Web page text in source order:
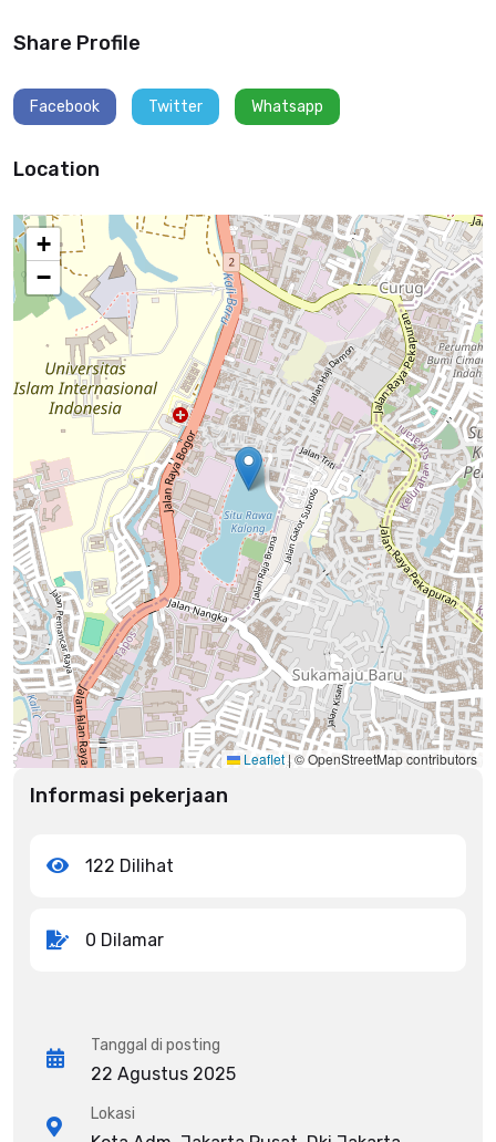
Share Profile
Facebook Twitter Whatsapp
Location
+
−
Leaflet|© OpenStreetMap contributors
Informasi pekerjaan
122 Dilihat
0 Dilamar
Tanggal di posting
22 Agustus 2025
Lokasi